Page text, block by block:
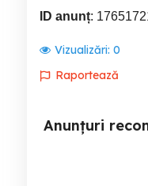
ID anunț:
Vizualizări: 0
Raportează
Anunțuri